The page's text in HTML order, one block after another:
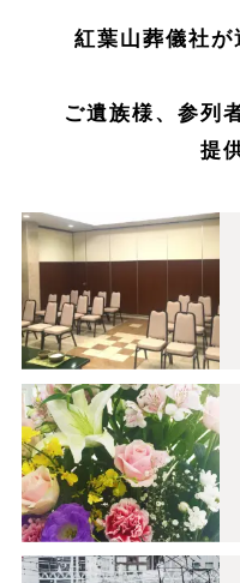
紅葉山葬儀社
ご遺族様、参列
提